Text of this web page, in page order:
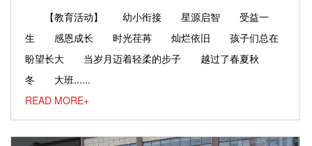
【教育活动】 幼小衔接 星源启智 受益一
生 感恩成长 时光荏苒 灿烂依旧 孩子们总在
盼望长大 当岁月迈着轻柔的步子 越过了春夏秋
冬 大班......
READ MORE+